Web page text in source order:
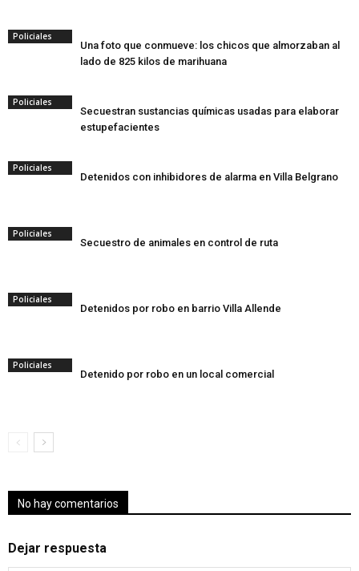
Policiales
Una foto que conmueve: los chicos que almorzaban al
lado de 825 kilos de marihuana
Policiales
Secuestran sustancias químicas usadas para elaborar
estupefacientes
Policiales
Detenidos con inhibidores de alarma en Villa Belgrano
Policiales
Secuestro de animales en control de ruta
Policiales
Detenidos por robo en barrio Villa Allende
Policiales
Detenido por robo en un local comercial
No hay comentarios
Dejar respuesta